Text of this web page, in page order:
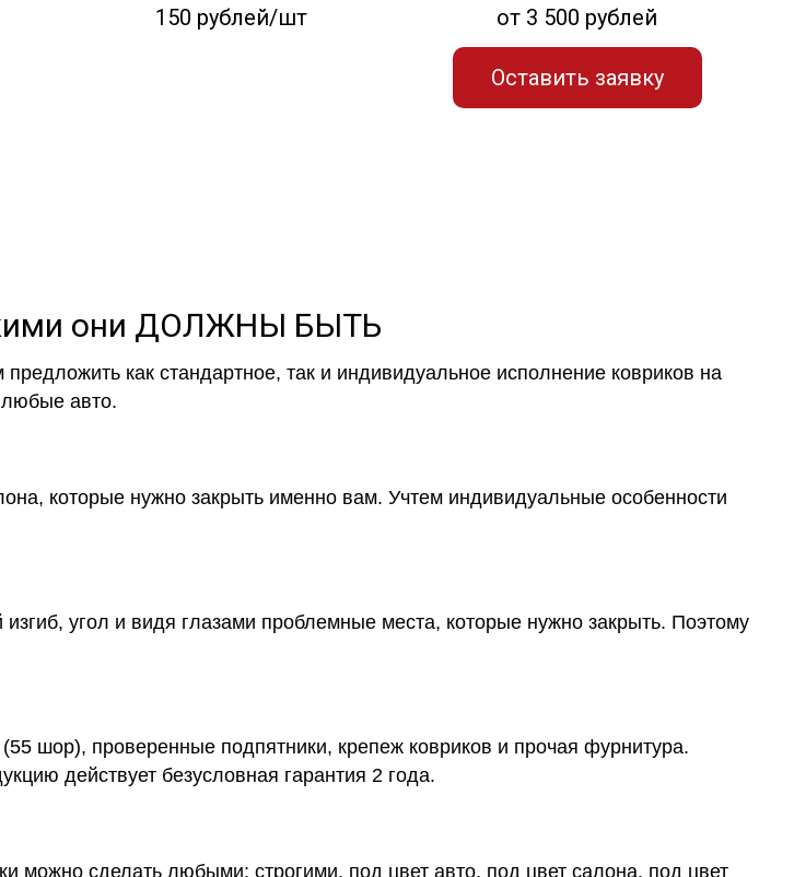
150 рублей/шт от 3 500 рублей
Оставить заявку
они ДОЛЖНЫ БЫТЬ
как стандартное, так и индивидуальное исполнение ковриков на
любые авто.
которые нужно закрыть именно вам. Учтем индивидуальные особенности
угол и видя глазами проблемные места, которые нужно закрыть. Поэтому
шор), проверенные подпятники, крепеж ковриков и прочая фурнитура.
действует безусловная гарантия 2 года.
можно сделать любыми: строгими, под цвет авто, под цвет салона, под цвет